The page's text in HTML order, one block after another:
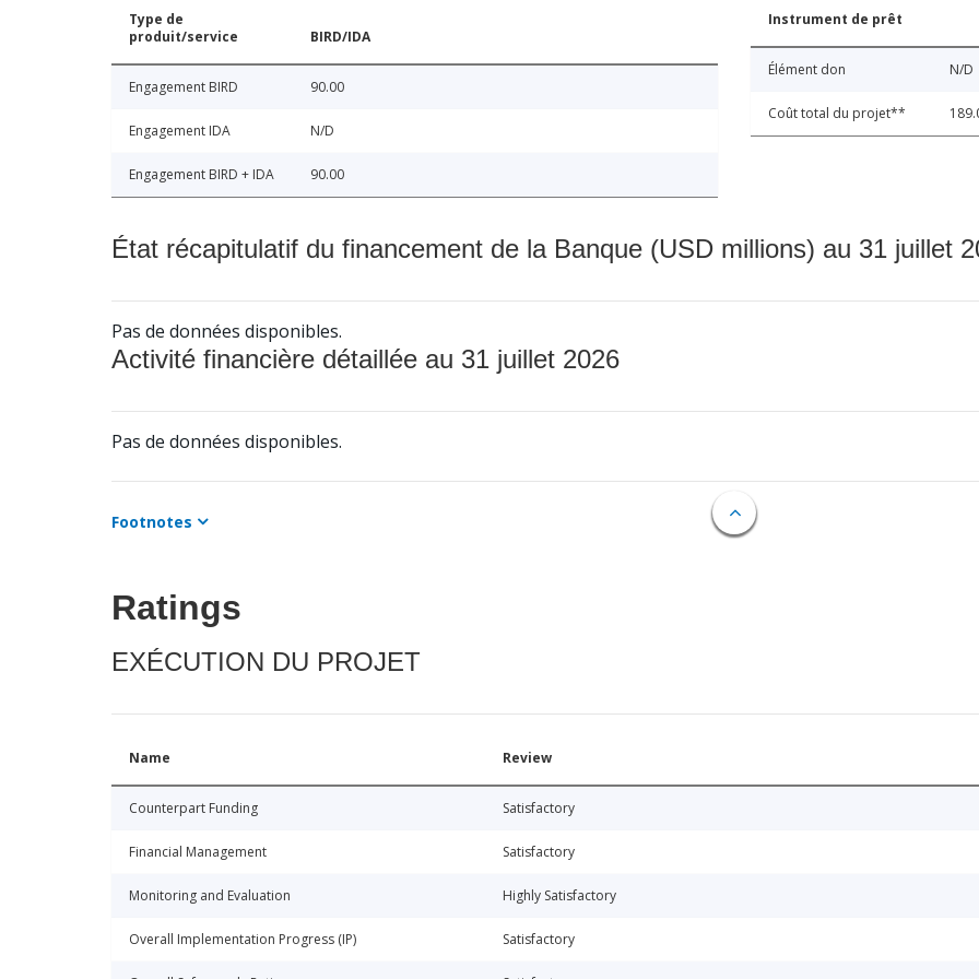
Type de
produit/service
BIRD/IDA
Engagement BIRD 90.00
Engagement IDA N/D
Engagement BIRD + IDA 90.00
Instrument de prêt
Élément don N/D
Coût total du projet**
État récapitulatif du financement de la Banque (USD millions) au 31 juillet
Pas de données disponibles.
Activité financière détaillée au 31 juillet 2026
Pas de données disponibles.
Footnotes
Ratings
EXÉCUTION DU PROJET
Name Review
Counterpart Funding Satisfactory
Financial Management Satisfactory
Monitoring and Evaluation Highly Satisfactory
Overall Implementation Progress (IP) Satisfactory